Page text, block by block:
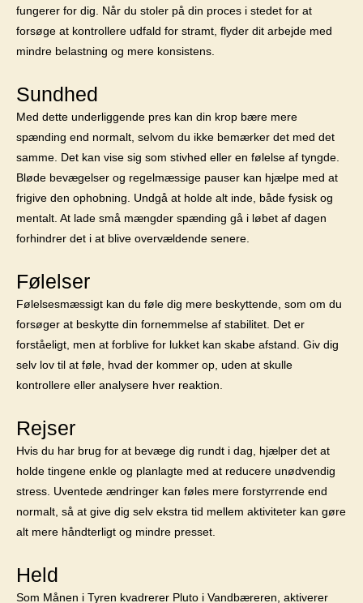
fungerer for dig. Når du stoler på din proces i stedet for at
forsøge at kontrollere udfald for stramt, flyder dit arbejde med
mindre belastning og mere konsistens.
Sundhed
Med dette underliggende pres kan din krop bære mere
spænding end normalt, selvom du ikke bemærker det med det
samme. Det kan vise sig som stivhed eller en følelse af tyngde.
Bløde bevægelser og regelmæssige pauser kan hjælpe med at
frigive den ophobning. Undgå at holde alt inde, både fysisk og
mentalt. At lade små mængder spænding gå i løbet af dagen
forhindrer det i at blive overvældende senere.
Følelser
Følelsesmæssigt kan du føle dig mere beskyttende, som om du
forsøger at beskytte din fornemmelse af stabilitet. Det er
forståeligt, men at forblive for lukket kan skabe afstand. Giv dig
selv lov til at føle, hvad der kommer op, uden at skulle
kontrollere eller analysere hver reaktion.
Rejser
Hvis du har brug for at bevæge dig rundt i dag, hjælper det at
holde tingene enkle og planlagte med at reducere unødvendig
stress. Uventede ændringer kan føles mere forstyrrende end
normalt, så at give dig selv ekstra tid mellem aktiviteter kan gøre
alt mere håndterligt og mindre presset.
Held
Som Månen i Tyren kvadrerer Pluto i Vandbæreren, aktiverer